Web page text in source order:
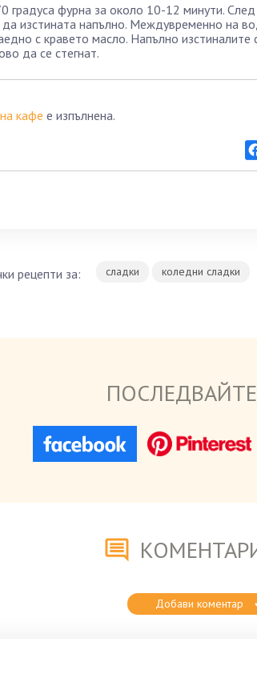
градуса фурна за около 10-12 минути.
да изстината напълно. Междувременно на
с кравето масло. Напълно изстиналите
да се стегнат.
кафе е изпълнена.
рецепти за: сладки коледни сладки
Добави коментар